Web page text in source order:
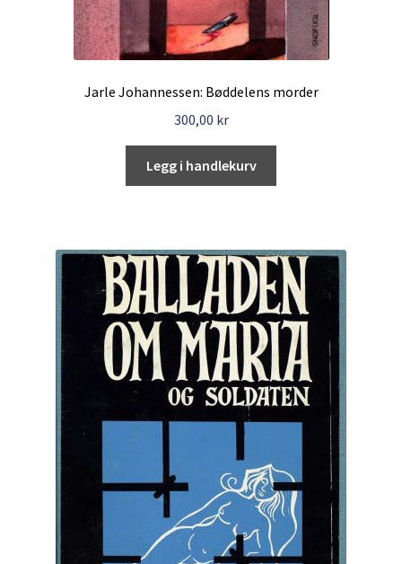
Jarle Johannessen: Bøddelens morder
300,00 kr
Legg i handlekurv